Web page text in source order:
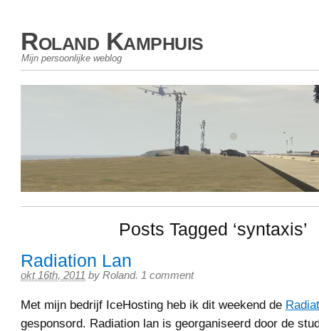
Roland Kamphuis
Mijn persoonlijke weblog
Posts Tagged ‘syntaxis’
Radiation Lan
okt 16th, 2011 by Roland. 1 comment
Met mijn bedrijf IceHosting heb ik dit weekend de
gesponsord. Radiation lan is georganiseerd door de